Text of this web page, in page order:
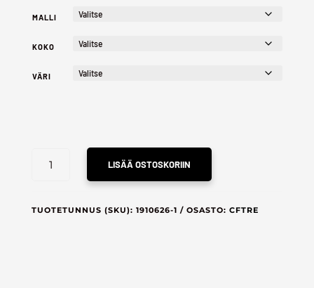
MALLI
KOKO
VÄRI
HUPPARI
LISÄÄ OSTOSKORIIN
TUOTETUNNUS (SKU): 1910626-1 OSASTO: CFTRE